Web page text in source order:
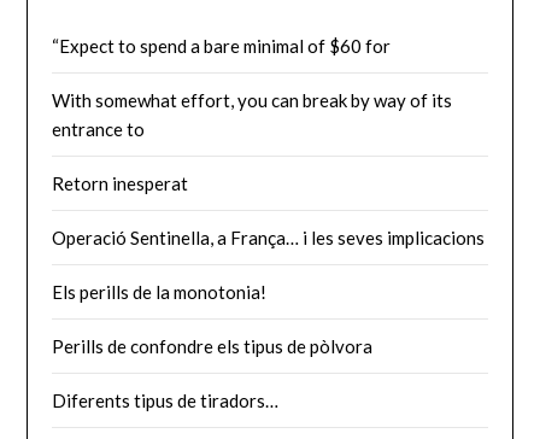
“Expect to spend a bare minimal of $60 for
With somewhat effort, you can break by way of its
entrance to
Retorn inesperat
Operació Sentinella, a França… i les seves implicacions
Els perills de la monotonia!
Perills de confondre els tipus de pòlvora
Diferents tipus de tiradors…